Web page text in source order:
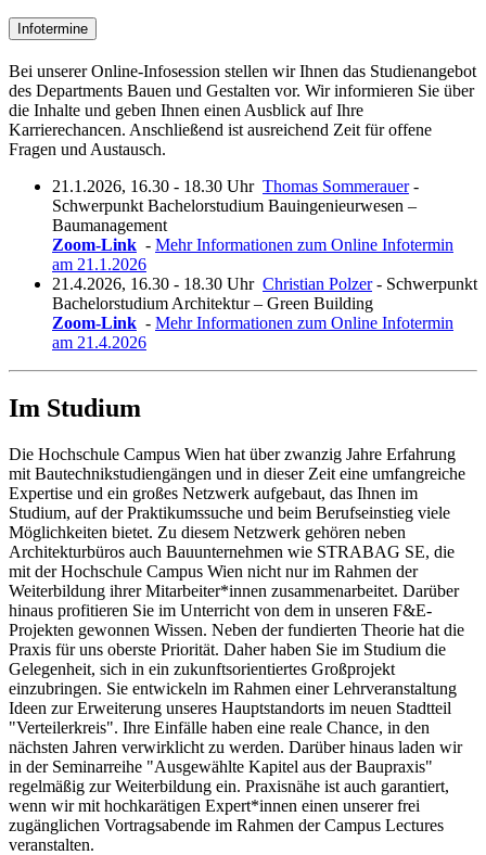
Infotermine
Bei unserer Online-Infosession stellen wir Ihnen das Studienangebot
des Departments Bauen und Gestalten vor. Wir informieren Sie über
die Inhalte und geben Ihnen einen Ausblick auf Ihre
Karrierechancen. Anschließend ist ausreichend Zeit für offene
Fragen und Austausch.
21.1.2026, 16.30 - 18.30 Uhr Thomas Sommerauer-
Schwerpunkt Bachelorstudium Bauingenieurwesen­ –
Baumanagement
Zoom-Link - Mehr Informationen zum Online Infotermin
am 21.1.2026
21.4.2026, 16.30 - 18.30 Uhr Christian Polzer- Schwerpunkt
Bachelorstudium Architektur – Green Building
Zoom-Link - Mehr Informationen zum Online Infotermin
am 21.4.2026
Im Studium
Die Hochschule Campus Wien hat über zwanzig Jahre Erfahrung
mit Bautechnikstudiengängen und in dieser Zeit eine umfangreiche
Expertise und ein großes Netzwerk aufgebaut, das Ihnen im
Studium, auf der Praktikumssuche und beim Berufseinstieg viele
Möglichkeiten bietet. Zu diesem Netzwerk gehören neben
Architekturbüros auch Bauunternehmen wie STRABAG SE, die
mit der Hochschule Campus Wien nicht nur im Rahmen der
Weiterbildung ihrer Mitarbeiter*innen zusammenarbeitet. Darüber
hinaus profitieren Sie im Unterricht von dem in unseren F&E-
Projekten gewonnen Wissen. Neben der fundierten Theorie hat die
Praxis für uns oberste Priorität. Daher haben Sie im Studium die
Gelegenheit, sich in ein zukunftsorientiertes Großprojekt
einzubringen. Sie entwickeln im Rahmen einer Lehrveranstaltung
Ideen zur Erweiterung unseres Hauptstandorts im neuen Stadtteil
"Verteilerkreis". Ihre Einfälle haben eine reale Chance, in den
nächsten Jahren verwirklicht zu werden. Darüber hinaus laden wir
in der Seminarreihe "Ausgewählte Kapitel aus der Baupraxis"
regelmäßig zur Weiterbildung ein. Praxisnähe ist auch garantiert,
wenn wir mit hochkarätigen Expert*innen einen unserer frei
zugänglichen Vortragsabende im Rahmen der Campus Lectures
veranstalten.